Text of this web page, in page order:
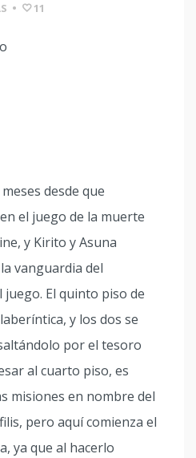
• 11
desde que
el juego de la muerte
y Kirito y Asuna
vanguardia del
El quinto piso de
y los dos se
por el tesoro
al cuarto piso, es
misiones en nombre del
pero aquí comienza el
ya que al hacerlo